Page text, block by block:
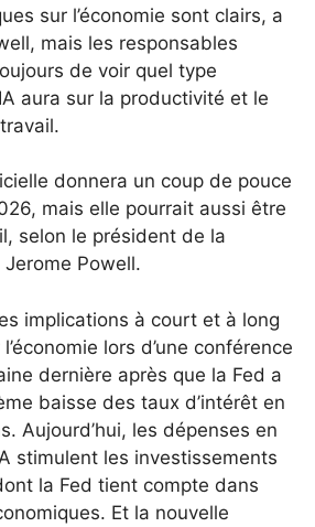
sur l’économie sont clairs, a
mais les responsables
de voir quel type
aura sur la productivité et le
donnera un coup de pouce
mais elle pourrait aussi être
selon le président de la
Powell.
implications à court et à long
lors d’une conférence
dernière après que la Fed a
baisse des taux d’intérêt en
Aujourd’hui, les dépenses en
stimulent les investissements
la Fed tient compte dans
Et la nouvelle